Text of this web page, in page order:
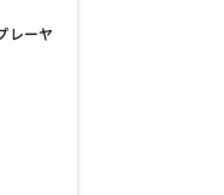
レーヤ